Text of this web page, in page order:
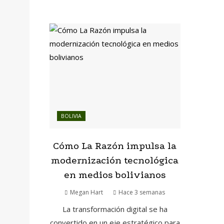
BOLIVIA
Cómo La Razón impulsa la
modernización tecnológica
en medios bolivianos
Megan Hart Hace 3 semanas
La transformación digital se ha